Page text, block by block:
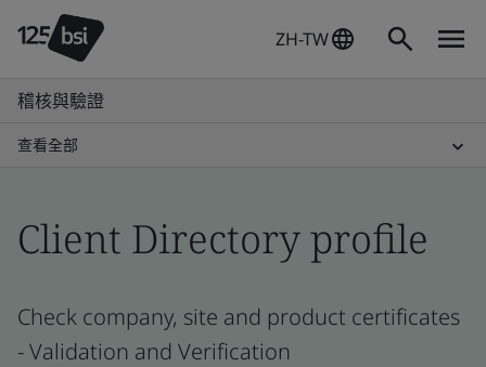
ZH-TW
稽核與驗證
查看全部
Client Directory profile
Check company, site and product certificates
- Validation and Verification